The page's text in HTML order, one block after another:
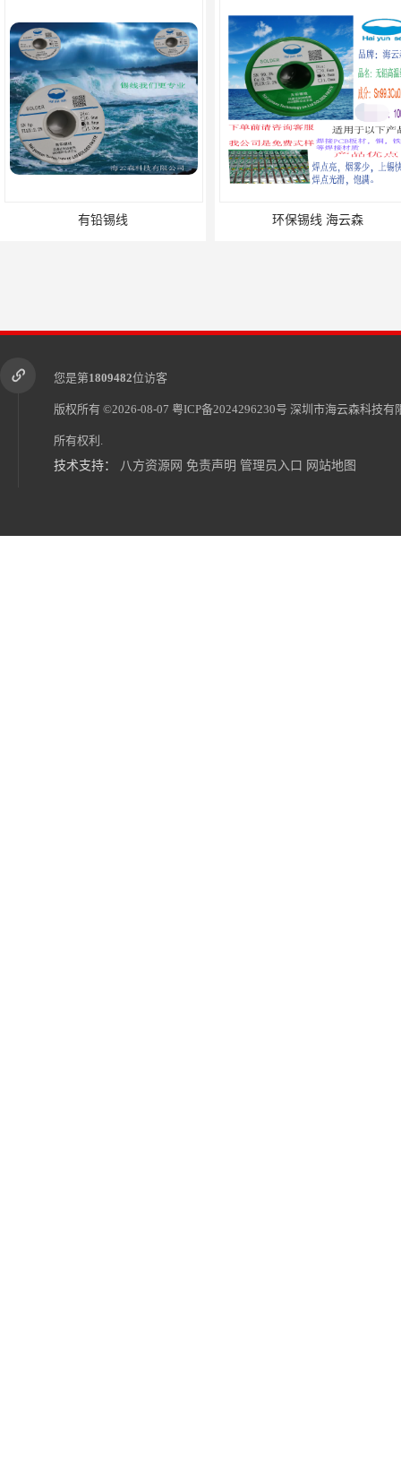
有铅锡线 环保锡线 海云森
有铅锡膏63/37 无铅锡膏Sn99CU0.7Ag0.3 海云
您是第1809482位访客
版权所有 ©2026-08-07 粤ICP备2024296230号 深圳市海云森科技有
所有权利.
技术支持： 八方资源网 免责声明 管理员入口 网站地图